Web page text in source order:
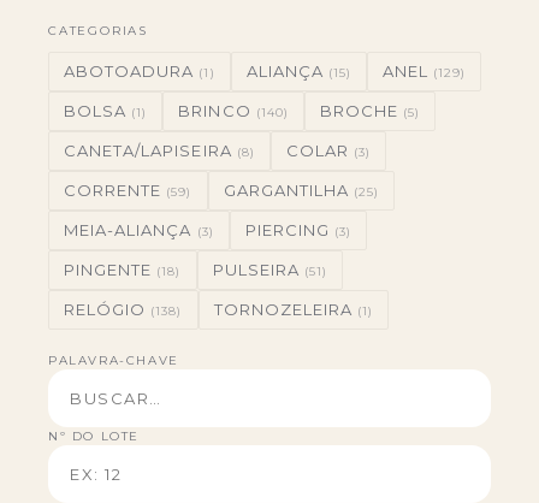
CATEGORIAS
ABOTOADURA (1) ALIANÇA (15) ANEL (129)
BOLSA (1) BRINCO (140) BROCHE (5)
CANETA/LAPISEIRA (8) COLAR (3)
CORRENTE (59) GARGANTILHA (25)
MEIA-ALIANÇA (3) PIERCING (3)
PINGENTE (18) PULSEIRA (51)
RELÓGIO (138) TORNOZELEIRA (1)
PALAVRA-CHAVE
Nº DO LOTE